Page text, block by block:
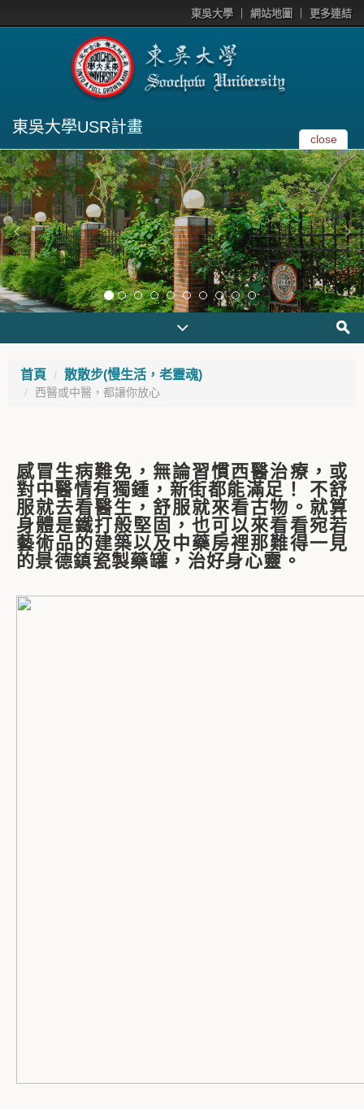
東吳大學 網站地圖 更多連結
東吳大學USR計畫
close
首頁 散散步(慢生活，老靈魂)
西醫或中醫，都讓你放心
感冒生病難免，無論習慣西醫治療，或
對中醫情有獨鍾，新街都能滿足！ 不舒
服就去看醫生，舒服就來看古物。就算
身體是鐵打般堅固，也可以來看看宛若
藝術品的建築以及中藥房裡那難得一見
的景德鎮瓷製藥罐，治好身心靈。